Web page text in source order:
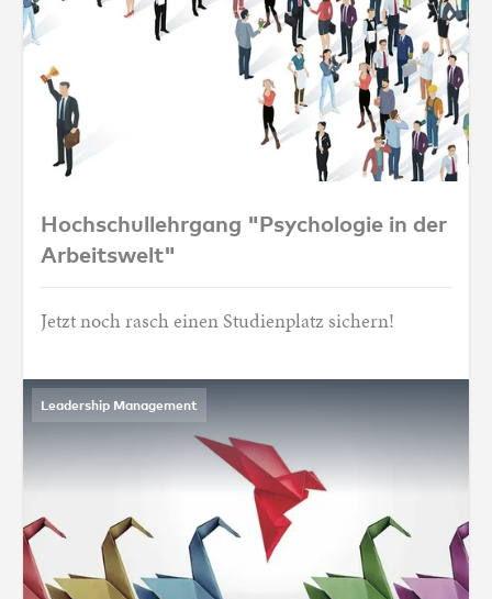
Hochschullehrgang "Psychologie in der
Hochschullehrgang "Psychologie in der
Arbeitswelt"
Jetzt noch rasch einen Studienplatz sichern!
Leadership Management